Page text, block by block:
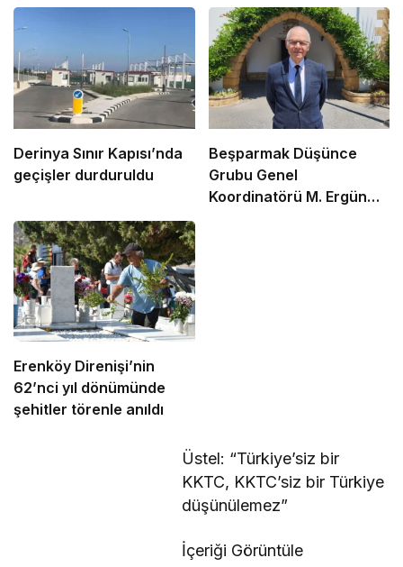
Derinya Sınır Kapısı’nda
geçişler durduruldu
Beşparmak Düşünce
Grubu Genel
Koordinatörü M. Ergün
Erenköy Direnişi’nin
62’nci yıl dönümünde
şehitler törenle anıldı
Üstel: “Türkiye’siz bir
KKTC, KKTC’siz bir Türkiye
düşünülemez”
İçeriği Görüntüle